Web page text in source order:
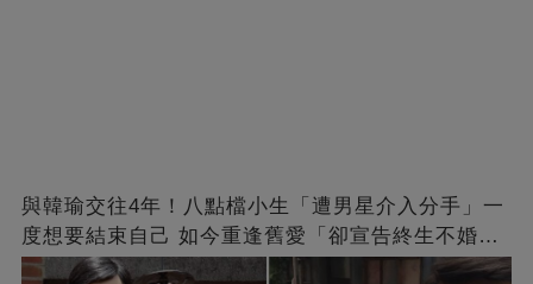
與韓瑜交往4年！八點檔小生「遭男星介入分手」一
度想要結束自己 如今重逢舊愛「卻宣告終生不婚」
原因曝光